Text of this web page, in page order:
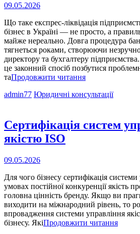
Опубліковано
09.05.2026
Що таке експрес-ліквідація
бізнес в Україні ― не просто, а
майже нереально. Довга процедура
тягнеться роками, створюючи
директору та бухгалтеру
це законний спосіб позбутися
таПродовжити читанняЩо
експрес-
admin77 Cat
Юридичні консультації
Сертифікація систем
якістю ISO
Опубліковано
09.05.2026
Для чого бізнесу сертифікація
умовах постійної конкуренції якість
головна цінність бренду. Якщо ви
виходити на міжнародний рівень, то
впровадження системи управління
бізнесу. ЯкіПродовжити читання